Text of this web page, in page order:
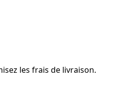
les frais de livraison.